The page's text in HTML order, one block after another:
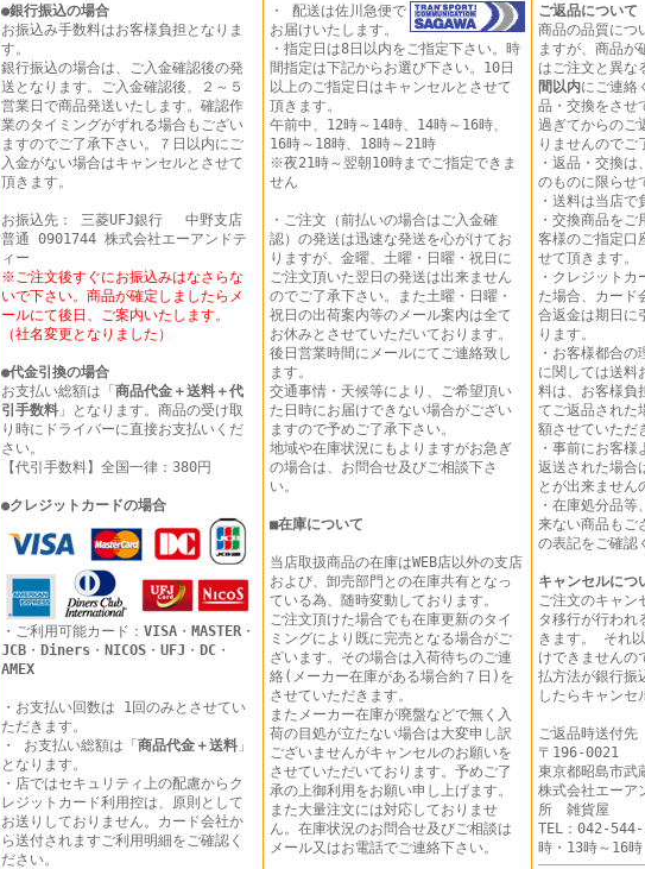
●銀行振込の場合
お振込み手数料はお客様負担となりま
す。
銀行振込の場合は、ご入金確認後の発
送となります。ご入金確認後、２～５
営業日で商品発送いたします。確認作
業のタイミングがずれる場合もござい
ますのでご了承下さい。７日以内にご
入金がない場合はキャンセルとさせて
頂きます。
お振込先： 三菱UFJ銀行 中野支店
普通 0901744 株式会社エーアンドテ
ィー
※ご注文後すぐにお振込みはなさらな
いで下さい。商品が確定しましたらメ
ールにて後日、ご案内いたします。
（社名変更となりました）
●代金引換の場合
お支払い総額は「 商品代金＋送料＋代
引手数料 」となります。商品の受け取
り時にドライバーに直接お支払いくだ
さい。
【代引手数料】全国一律：380円
●クレジットカードの場合
・ご利用可能カード： VISA ・ MASTER ・
JCB ・ Diners ・ NICOS ・ UFJ ・ DC ・
AMEX
・お支払い回数は 1回のみとさせてい
ただきます。
・ お支払い総額は「 商品代金＋送料 」
となります。
・店ではセキュリティ上の配慮からク
レジットカード利用控は、原則として
お送りしておりません。カード会社か
ら送付されますご利用明細をご確認く
ださい。
・ 配送は佐川急便で
お届けいたします。
・指定日は8日以内をご指定下さい。時
間指定は下記からお選び下さい。10日
以上のご指定日はキャンセルとさせて
頂きます。
午前中、12時～14時、14時～16時、
16時～18時、18時～21時
※夜21時～翌朝10時までご指定できま
せん
・ご注文（前払いの場合はご入金確
認）の発送は迅速な発送を心がけてお
りますが、金曜、土曜・日曜・祝日に
ご注文頂いた翌日の発送は出来ません
のでご了承下さい。また土曜・日曜・
祝日の出荷案内等のメール案内は全て
お休みとさせていただいております。
後日営業時間にメールにてご連絡致し
ます。
交通事情・天候等により、ご希望頂い
た日時にお届けできない場合がござい
ますので予めご了承下さい。
地域や在庫状況にもよりますがお急ぎ
の場合は、お問合せ及びご相談下さ
い。
■在庫について
当店取扱商品の在庫はWEB店以外の支店
および、卸売部門との在庫共有となっ
ている為、随時変動しております。
ご注文頂けた場合でも在庫更新のタイ
ミングにより既に完売となる場合がご
ざいます。その場合は入荷待ちのご連
絡(メーカー在庫がある場合約７日)を
させていただきます。
またメーカー在庫が廃盤などで無く入
荷の目処が立たない場合は大変申し訳
ございませんがキャンセルのお願いを
させていただいております。予めご了
承の上御利用をお願い申し上げます。
また大量注文には対応しておりませ
ん。在庫状況のお問合せ及びご相談は
メール又はお電話でご連絡下さい。
ご返品について
商品の品質につ
ますが、商品が
はご注文と異な
間以内にご連絡
品・交換をさせ
過ぎてからのご
りませんのでご
・返品・交換は
のものに限らせ
・送料は当店で
・交換商品を
客様のご指定口
せて頂きます。
・クレジット
た場合、カード
合返金は期日に
ります。
・お客様都合
に関しては送料
料は、お客様負
てご返品された
額させていただ
・事前にお客
返送された場合
とが出来ません
・在庫処分品
来ない商品もご
の表記をご確認
キャンセルにつ
ご注文のキャン
タ移行が行われ
きます。 それ
けできませんの
払方法が銀行振
したらキャンセ
ご返品時送付先
〒196-0021
東京都昭島市
株式会社エーア
所 雑貨屋
TEL：042-
時・13時～16時